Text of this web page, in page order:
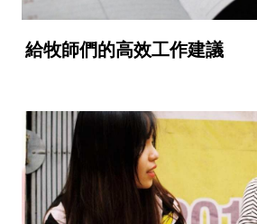
給牧師們的高效工作建議